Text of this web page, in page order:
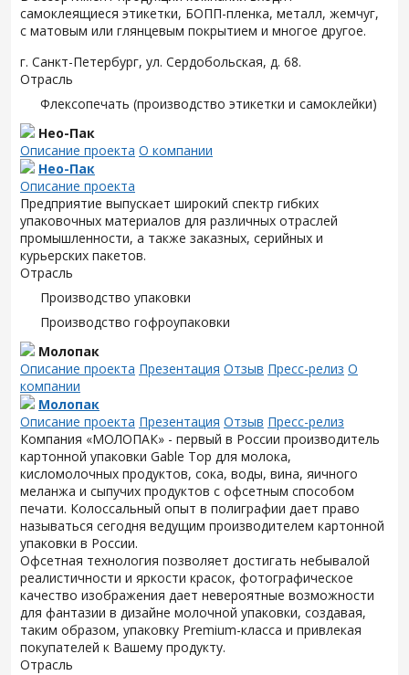
самоклеящиеся этикетки, БОПП-пленка, металл, жемчуг,
с матовым или глянцевым покрытием и многое другое.
г. Санкт-Петербург, ул. Сердобольская, д. 68.
Отрасль
Флексопечать (производство этикетки и самоклейки)
Нео-Пак
Описание проекта О компании
Нео-Пак
Описание проекта
Предприятие выпускает широкий спектр гибких
упаковочных материалов для различных отраслей
промышленности, а также заказных, серийных и
курьерских пакетов.
Отрасль
Производство упаковки
Производство гофроупаковки
Молопак
Описание проекта Презентация Отзыв Пресс-релиз О
компании
Молопак
Описание проекта Презентация Отзыв Пресс-релиз
Компания «МОЛОПАК» - первый в России производитель
картонной упаковки Gable Top для молока,
кисломолочных продуктов, сока, воды, вина, яичного
меланжа и сыпучих продуктов с офсетным способом
печати. Колоссальный опыт в полиграфии дает право
называться сегодня ведущим производителем картонной
упаковки в России.
Офсетная технология позволяет достигать небывалой
реалистичности и яркости красок, фотографическое
качество изображения дает невероятные возможности
для фантазии в дизайне молочной упаковки, создавая,
таким образом, упаковку Premium-класса и привлекая
покупателей к Вашему продукту.
Отрасль